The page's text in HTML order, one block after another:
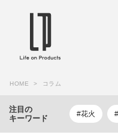
HOME コラム
注目の
キーワード
#花火